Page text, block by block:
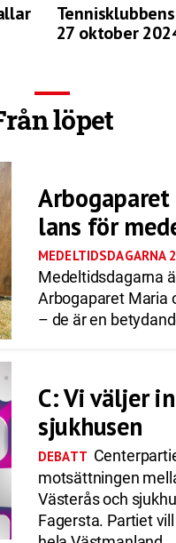
27 oktober
löpet
lans för
MEDELTIDSDAGARNA
Medeltidsdagarna
Arbogaparet Maria
– de är en
C: Vi väljer
sjukhusen
DEBATT
motsättningen
Västerås och
Fagersta. Partiet